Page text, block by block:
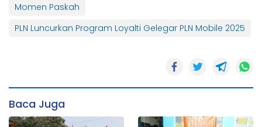
Momen Paskah
PLN Luncurkan Program Loyalti Gelegar PLN Mobile 2025
Baca Juga